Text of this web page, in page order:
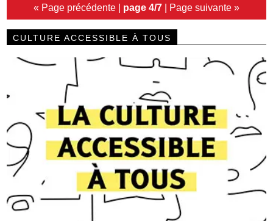
« Page précédente page 4/7 Page suivante »
CULTURE ACCESSIBLE À TOUS